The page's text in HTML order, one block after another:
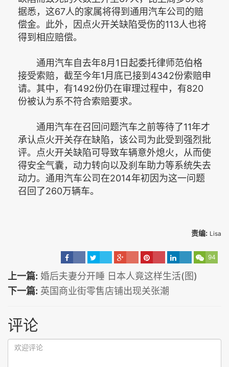
据悉，这67人的家属将得到通用汽车公司的赔
偿金。此外，因点火开关缺陷受伤的113人也将
得到相应赔偿。
通用汽车自去年8月1日起委托律师范伯格
接受索赔，截至今年1月底已接到4342份索赔申
请。其中，有1492份仍在审理过程中，有820
份被认为系不符合索赔要求。
通用汽车在召回问题汽车之前等待了11年才
承认点火开关存在缺陷，该公司为此受到强烈批
评。点火开关缺陷可导致车辆意外熄火，从而使
得安全气囊，动力转向以及刹车助力等系统失去
动力。通用汽车公司在2014年初因为这一问题
召回了260万辆车。
责编: Lisa
94
上一篇: 婚后夫妻分开睡 日本人竟这样生活(图)
下一篇: 英国商业街零售店铺出现关张潮
评论